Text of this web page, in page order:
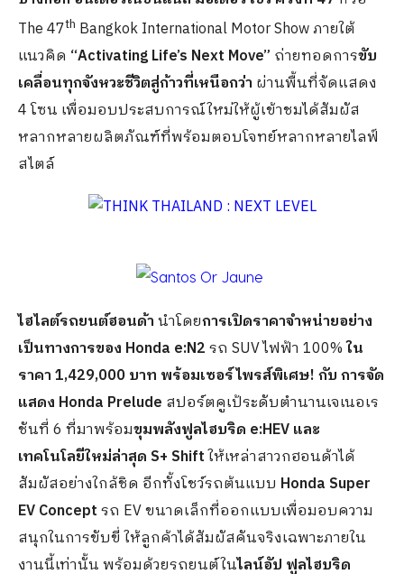
The 47th Bangkok International Motor Show ภายใต้
แนวคิด “Activating Life’s Next Move” ถ่ายทอดการขับ
เคลื่อนทุกจังหวะชีวิตสู่ก้าวที่เหนือกว่า ผ่านพื้นที่จัดแสดง
4 โซน เพื่อมอบประสบการณ์ใหม่ให้ผู้เข้าชมได้สัมผัส
หลากหลายผลิตภัณฑ์ที่พร้อมตอบโจทย์หลากหลายไลฟ์
สไตล์
ไฮไลต์รถยนต์ฮอนด้านำโดยการเปิดราคาจำหน่ายอย่าง
เป็นทางการของ Honda e:N2รถ SUV ไฟฟ้า 100%ใน
ราคา 1,429,000 บาท พร้อมเซอร์ไพรส์พิเศษ! กับ การจัด
แสดง Honda Prelude สปอร์ตคูเป้ระดับตำนานเจเนอเร
ชันที่ 6 ที่มาพร้อมขุมพลังฟูลไฮบริด e:HEVและ
เทคโนโลยีใหม่ล่าสุด S+ Shiftให้เหล่าสาวกฮอนด้าได้
สัมผัสอย่างใกล้ชิด อีกทั้งโชว์รถต้นแบบ Honda Super
EV Conceptรถ EV ขนาดเล็กที่ออกแบบเพื่อมอบความ
สนุกในการขับขี่ ให้ลูกค้าได้สัมผัสคันจริงเฉพาะภายใน
งานนี้เท่านั้น พร้อมด้วยรถยนต์ในไลน์อัป ฟูลไฮบริด